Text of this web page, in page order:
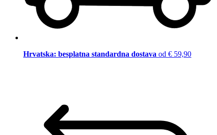
Hrvatska: besplatna standardna dostava od € 59,90